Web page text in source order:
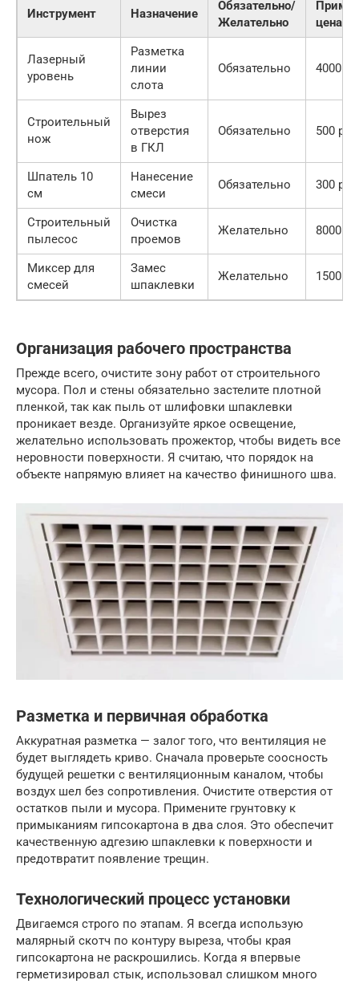
Инструмент Назначение
Обязательно/
Желательно
цена
Лазерный
уровень
Разметка
линии
слота
Обязательно 4000
Строительный
нож
Вырез
отверстия
в ГКЛ
Обязательно 500 руб.
Шпатель 10
см
Нанесение
смеси
Обязательно 300 руб.
Строительный
пылесос
Очистка
проемов
Желательно 8000
Миксер для
смесей
Замес
шпаклевки
Желательно 1500
Организация рабочего пространства
Прежде всего, очистите зону работ от строительного
мусора. Пол и стены обязательно застелите плотной
пленкой, так как пыль от шлифовки шпаклевки
проникает везде. Организуйте яркое освещение,
желательно использовать прожектор, чтобы видеть все
неровности поверхности. Я считаю, что порядок на
объекте напрямую влияет на качество финишного шва.
Разметка и первичная обработка
Аккуратная разметка — залог того, что вентиляция не
будет выглядеть криво. Сначала проверьте соосность
будущей решетки с вентиляционным каналом, чтобы
воздух шел без сопротивления. Очистите отверстия от
остатков пыли и мусора. Примените грунтовку к
примыканиям гипсокартона в два слоя. Это обеспечит
качественную адгезию шпаклевки к поверхности и
предотвратит появление трещин.
Технологический процесс установки
Двигаемся строго по этапам. Я всегда использую
малярный скотч по контуру выреза, чтобы края
гипсокартона не раскрошились. Когда я впервые
герметизировал стык, использовал слишком много